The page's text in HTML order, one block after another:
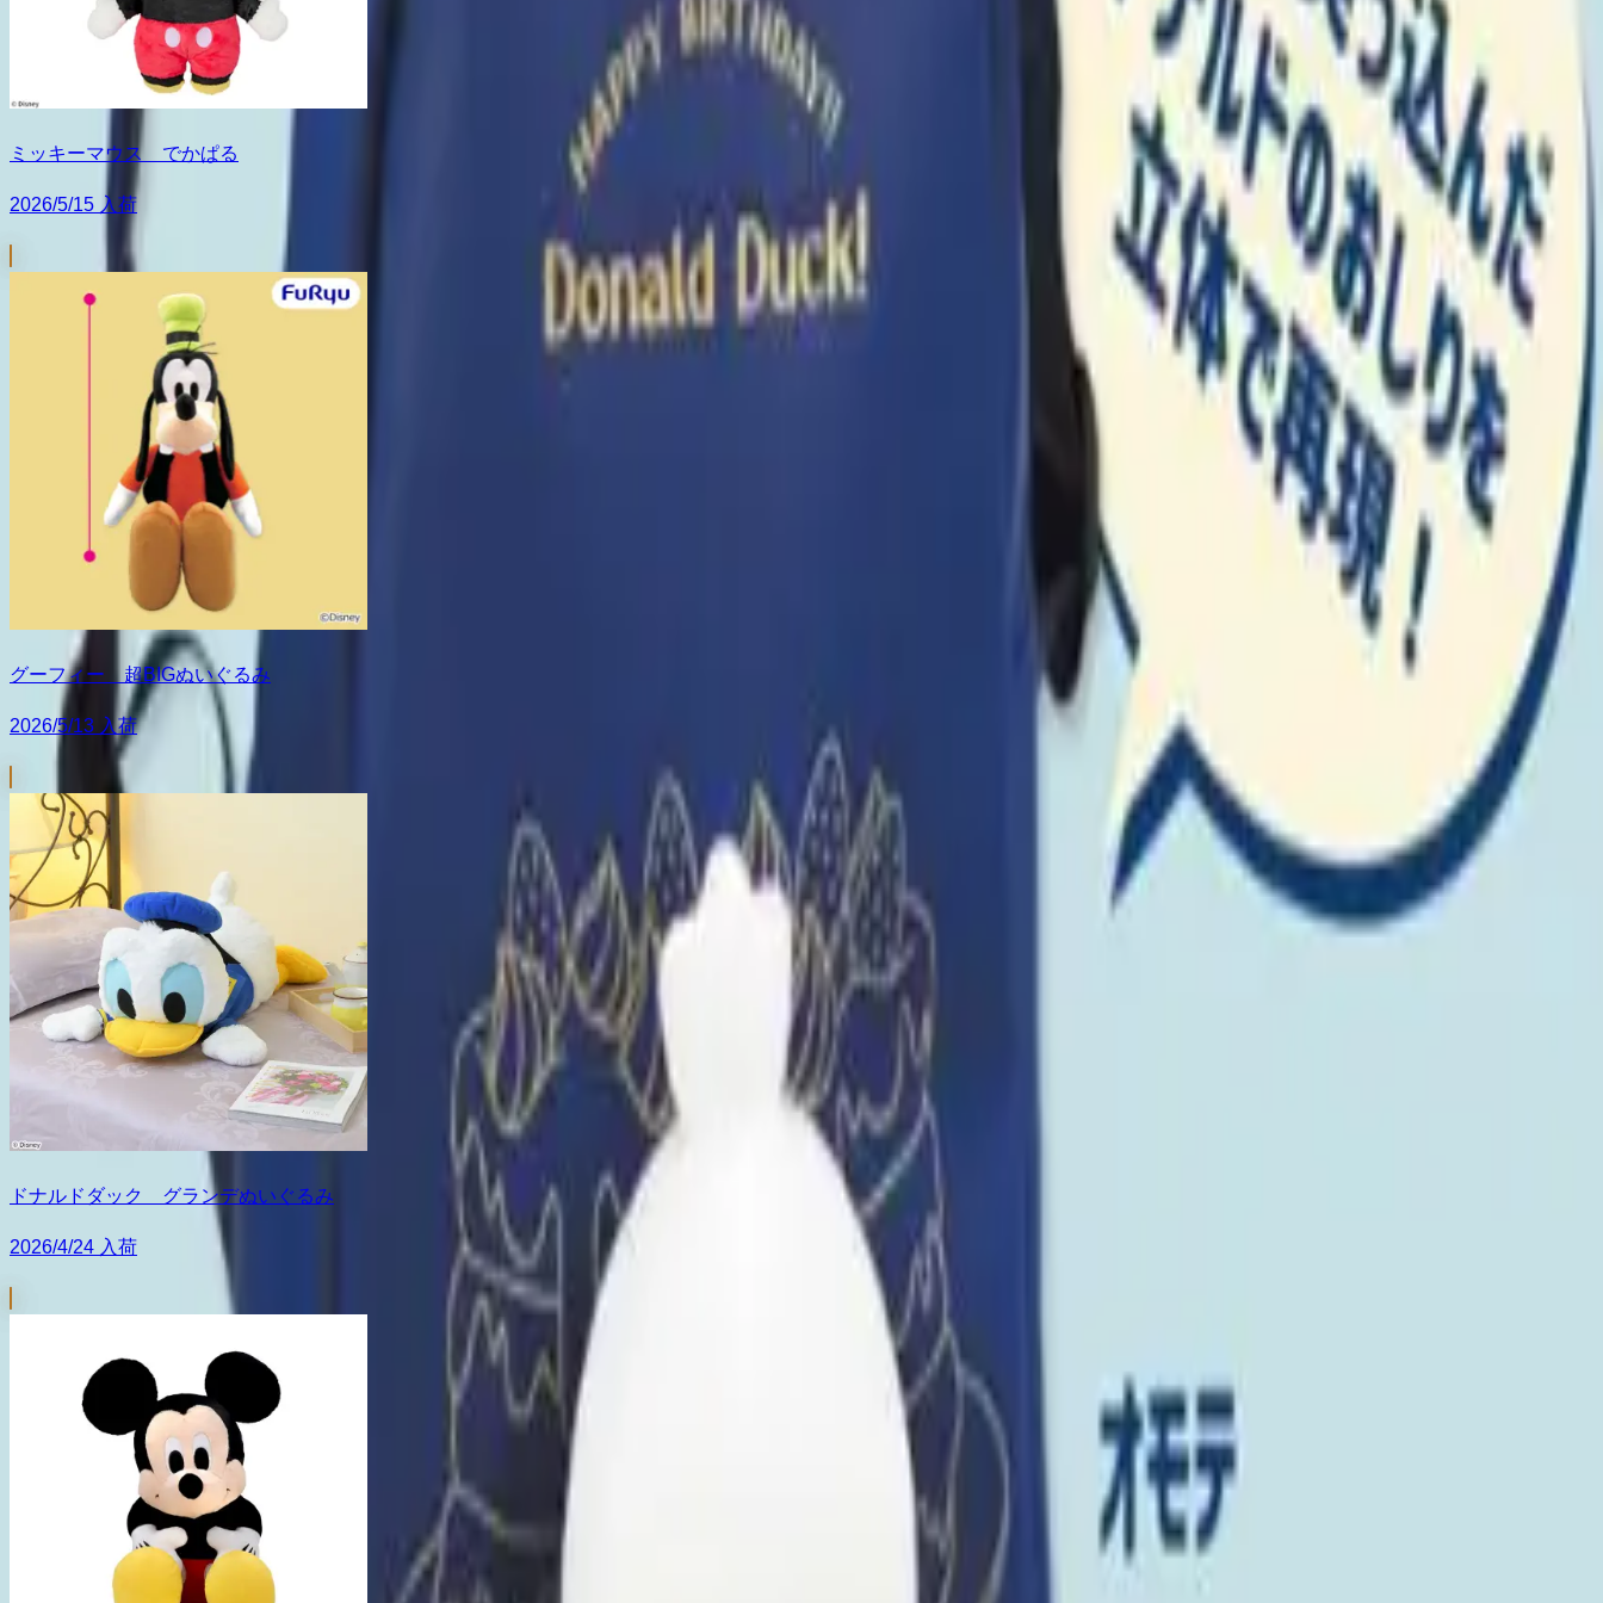
ミッキーマウス でかぱる
2026/5/15 入荷
グーフィー 超BIGぬいぐるみ
2026/5/13 入荷
ドナルドダック グランデぬいぐるみ
2026/4/24 入荷